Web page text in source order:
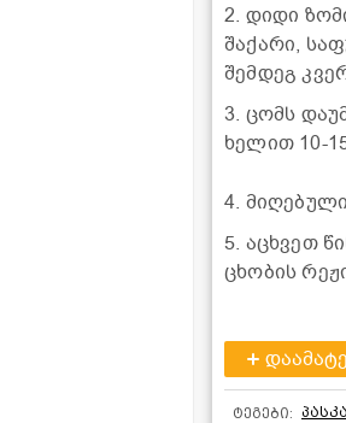
2. დიდი
შაქარი,
შემდეგ
3. ცომს
ხელით 10-
4.
5. აცხვეთ
ცხობის
ტეგები: პასკა